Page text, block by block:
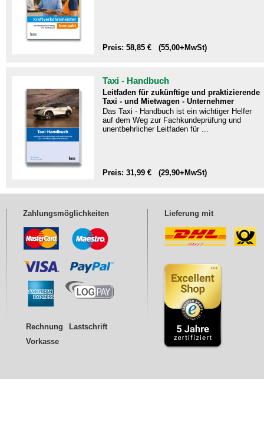
Preis: 58,85 € (55,00+MwSt)
Taxi - Handbuch
Leitfaden für zukünftige und praktizierende
Taxi - und Mietwagen - Unternehmer
Das Taxi - Handbuch ist ein wichtiger Helfer
auf dem Weg zur Fachkundeprüfung und
unentbehrlicher Leitfaden für ...
Preis: 31,99 € (29,90+MwSt)
Zahlungsmöglichkeiten
Rechnung
Lastschrift
Vorkasse
Lieferung mit